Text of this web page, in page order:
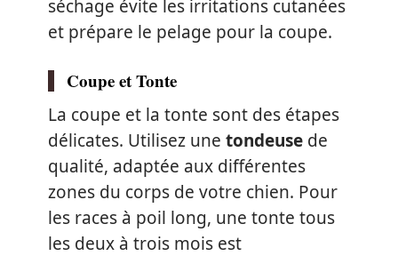
séchage évite les irritations cutanées
et prépare le pelage pour la coupe.
Coupe et Tonte
La coupe et la tonte sont des étapes
délicates. Utilisez une tondeuse de
qualité, adaptée aux différentes
zones du corps de votre chien. Pour
les races à poil long, une tonte tous
les deux à trois mois est